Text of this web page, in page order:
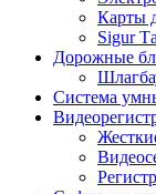
Карты
Sigur
Дорожные
Система